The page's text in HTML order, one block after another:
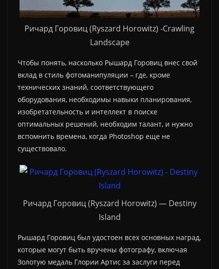
Ричард Горовиц (Ryszard Horowitz) -Crawling
Landscape
Чтобы понять, насколько Рышард Горовиц внес свой
вклад в стиль фотоманипуляции – где, кроме
технических знаний, соответствующего
оборудования, необходимы навыки планирования,
изобретательность и интеллект в поиске
оптимальных решений, необходим талант, и нужно
вспомнить времена, когда Photoshop еще не
существовало.
Ричард Горовиц (Ryszard Horowitz) — Destiny
Island
Рышард Горовиц был удостоен всех основных наград,
которые могут быть вручены фотографу, включая
Золотую медаль Глории Артис за заслуги перед